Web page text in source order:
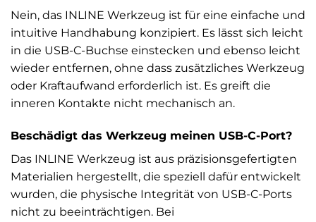
Nein, das INLINE Werkzeug ist für eine einfache und
intuitive Handhabung konzipiert. Es lässt sich leicht
in die USB-C-Buchse einstecken und ebenso leicht
wieder entfernen, ohne dass zusätzliches Werkzeug
oder Kraftaufwand erforderlich ist. Es greift die
inneren Kontakte nicht mechanisch an.
Beschädigt das Werkzeug meinen USB-C-Port?
Das INLINE Werkzeug ist aus präzisionsgefertigten
Materialien hergestellt, die speziell dafür entwickelt
wurden, die physische Integrität von USB-C-Ports
nicht zu beeinträchtigen. Bei